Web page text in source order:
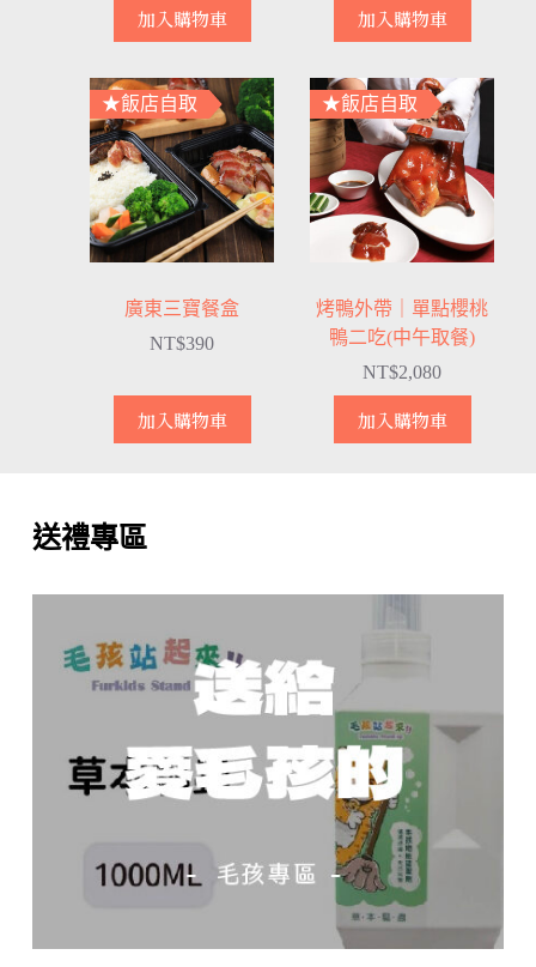
加入購物車 加入購物車
★飯店自取
廣東三寶餐盒
NT$390
加入購物車
★飯店自取
烤鴨外帶｜單點櫻桃
鴨二吃(中午取餐)
NT$2,080
加入購物車
送禮專區